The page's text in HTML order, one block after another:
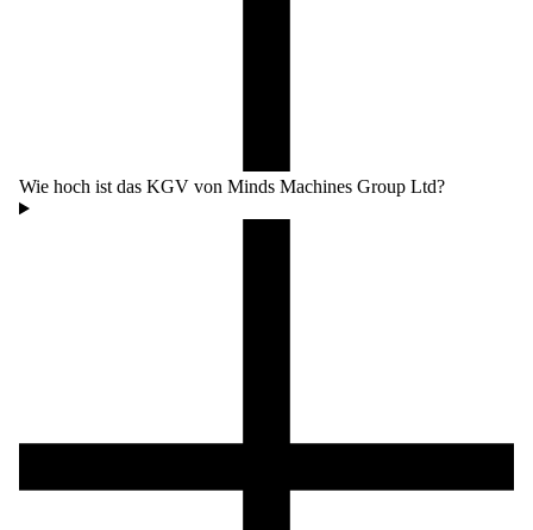
Wie hoch ist das KGV von Minds Machines Group Ltd?